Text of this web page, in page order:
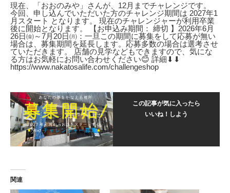
現在、「おおのみや」さんが、12月までチャレンジです。
今回、申し込んでいただいた方のチャレンジ期間は 2027年1
月スタート となります。 現在のチャレンジャーが利用卒業
後に開始となります。 【お申込み期間： 締切 】2026年6月
26日㈮～7月20日㈪：一旦この期間に募集をして応募が無い
場合は、募集期間を延長します。応募多数の場合は選考させ
ていただきます。 店舗の見学などもできますので、気にな
る方はお気軽にお問い合わせください😊 詳細⬇︎⬇︎
https://www.nakatosalife.com/challengeshop
この記事が気に入ったら
いいね！しよう
関連